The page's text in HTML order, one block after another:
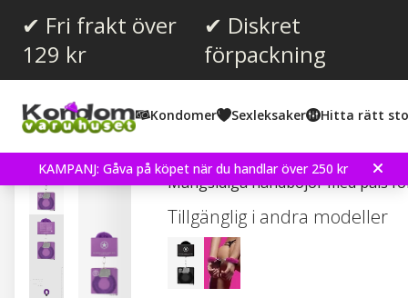
✔ Fri frakt över
129 kr
✔ Diskret
förpackning
Kondomer Sexleksaker Hitta rätt
KAMPANJ: Gåva på köpet när du handlar över 250 kr
Snittbetyg:
3.0 röster:
6
Beginner's Handcuffs
Mångsidiga handbojor med päls
Tillgänglig i andra modeller